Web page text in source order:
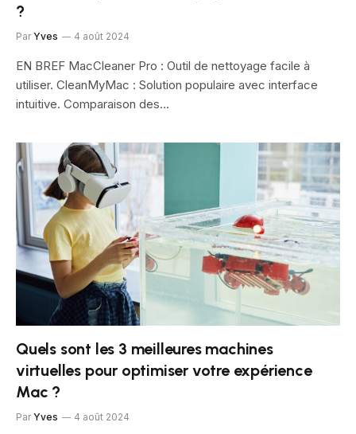
?
Par Yves 4 août 2024
EN BREF MacCleaner Pro : Outil de nettoyage facile à
utiliser. CleanMyMac : Solution populaire avec interface
intuitive. Comparaison des…
Quels sont les 3 meilleures machines
virtuelles pour optimiser votre expérience
Mac ?
Par Yves 4 août 2024